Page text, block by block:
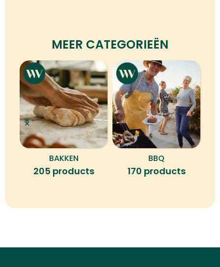
MEER CATEGORIEËN
BAKKEN
205 products
BBQ
170 products